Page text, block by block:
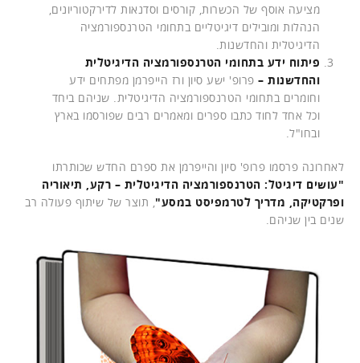
מציעה אוסף של הכשרות, קורסים וסדנאות לדירקטוריונים,
הנהלות ומובילים דיגיטליים בתחומי הטרנספורמציה
הדיגיטלית והחדשנות.
פיתוח ידע בתחומי הטרנספורמציה הדיגיטלית
והחדשנות – פרופ' ישע סיון ורז הייפרמן מפתחים ידע
וחומרים בתחומי הטרנספורמציה הדיגיטלית. שניהם ביחד
וכל אחד לחוד כתבו ספרים ומאמרים רבים שפורסמו בארץ
ובחו"ל.
לאחרונה פרסמו פרופ' סיון והייפרמן את ספרם החדש שכותרתו
"עושים דיגיטל: הטרנספורמציה הדיגיטלית – רקע, תיאוריה
ופרקטיקה, מדריך לטרמפיסט במסע" , תוצר של שיתוף פעולה רב
שנים בין שניהם.